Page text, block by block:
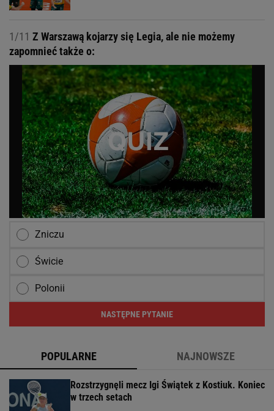
1/11 Z Warszawą kojarzy się Legia, ale nie możemy
zapomnieć także o:
Zniczu
Świcie
Polonii
NASTĘPNE PYTANIE
POPULARNE NAJNOWSZE
Rozstrzygnęli mecz Igi Świątek z Kostiuk. Koniec
w trzech setach